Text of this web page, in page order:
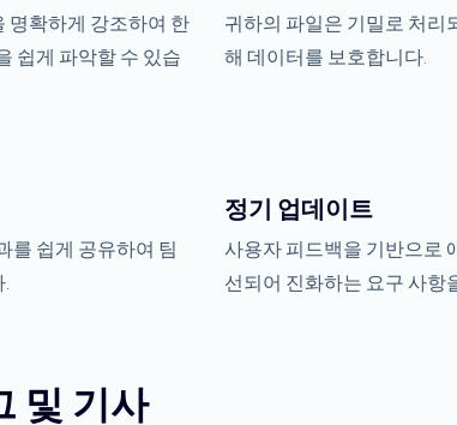
명확하게 강조하여 한
쉽게 파악할 수 있습
귀하의 파일은 기밀로 처리
해 데이터를 보호합니다.
를 쉽게 공유하여 팀
정기 업데이트
사용자 피드백을 기반으로
선되어 진화하는 요구 사항
및 기사